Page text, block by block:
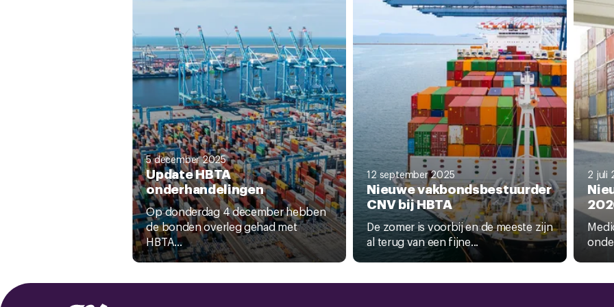
5 december 2025
Update HBTA
onderhandelingen
Op donderdag 4 december hebben
de bonden overleg gehad met
HBTA...
12 september 2025
Nieuwe vakbondsbestuurder
CNV bij HBTA
De zomer is voorbij en de meeste zijn
al terug van een fijne...
2 juli